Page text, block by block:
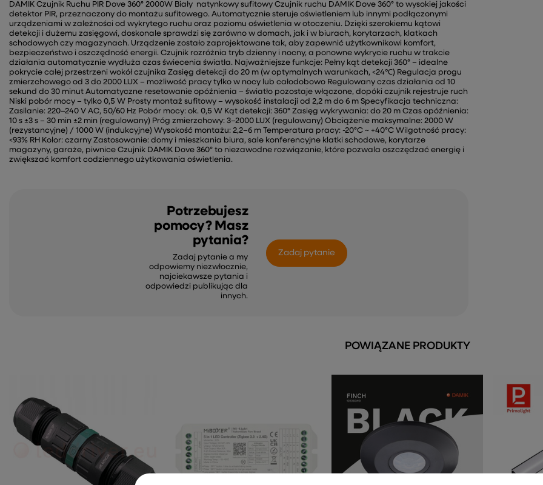
DAMIK Czujnik Ruchu PIR Dove 360° 2000W Biały natynkowy sufitowy Czujnik ruchu DAMIK Dove 360° to wysokiej jakości
detektor PIR, przeznaczony do montażu sufitowego. Automatycznie steruje oświetleniem lub innymi podłączonymi
urządzeniami w zależności od wykrytego ruchu oraz poziomu oświetlenia w otoczeniu. Dzięki szerokiemu kątowi
detekcji i dużemu zasięgowi, doskonale sprawdzi się zarówno w domach, jak i w biurach, korytarzach, klatkach
schodowych czy magazynach. Urządzenie zostało zaprojektowane tak, aby zapewnić użytkownikowi komfort,
bezpieczeństwo i oszczędność energii. Czujnik rozróżnia tryb dzienny i nocny, a ponowne wykrycie ruchu w trakcie
działania automatycznie wydłuża czas świecenia światła. Najważniejsze funkcje: Pełny kąt detekcji 360° – idealne
pokrycie całej przestrzeni wokół czujnika Zasięg detekcji do 20 m (w optymalnych warunkach, <24℃) Regulacja progu
zmierzchowego od 3 do 2000 LUX – możliwość pracy tylko w nocy lub całodobowo Regulowany czas działania od 10
sekund do 30 minut Automatyczne resetowanie opóźnienia – światło pozostaje włączone, dopóki czujnik rejestruje ruch
Niski pobór mocy – tylko 0,5 W Prosty montaż sufitowy – wysokość instalacji od 2,2 m do 6 m Specyfikacja techniczna:
Zasilanie: 220–240 V AC, 50/60 Hz Pobór mocy: ok. 0,5 W Kąt detekcji: 360° Zasięg wykrywania: do 20 m Czas opóźnienia:
10 s ±3 s – 30 min ±2 min (regulowany) Próg zmierzchowy: 3–2000 LUX (regulowany) Obciążenie maksymalne: 2000 W
(rezystancyjne) / 1000 W (indukcyjne) Wysokość montażu: 2,2–6 m Temperatura pracy: -20°C ~ +40°C Wilgotność pracy:
<93% RH Kolor: czarny Zastosowanie: domy i mieszkania biura, sale konferencyjne klatki schodowe, korytarze
magazyny, garaże, piwnice Czujnik DAMIK Dove 360° to niezawodne rozwiązanie, które pozwala oszczędzać energię i
zwiększać komfort codziennego użytkowania oświetlenia.
Potrzebujesz
pomocy? Masz
pytania?
Zadaj pytanie a my
odpowiemy niezwłocznie,
najciekawsze pytania i
odpowiedzi publikując dla
innych.
Zadaj pytanie
POWIĄZANE PRODUKTY